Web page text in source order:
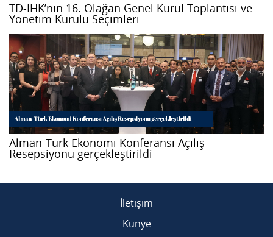
TD-IHK’nın 16. Olağan Genel Kurul Toplantısı ve
Yönetim Kurulu Seçimleri
Alman-Türk Ekonomi Konferansı Açılış
Resepsiyonu gerçekleştirildi
İletişim
Künye